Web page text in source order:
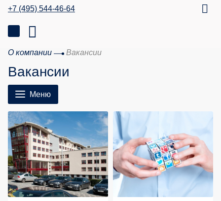
+7 (495) 544-46-64
О компании Вакансии
Вакансии
Меню